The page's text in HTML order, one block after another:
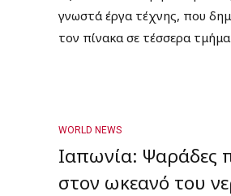
γνωστά έργα τέχνης, που
τον πίνακα σε τέσσερα
WORLD NEWS
Ιαπωνία: Ψαράδες
στον ωκεανό του